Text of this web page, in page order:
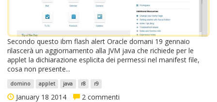
Secondo questo ibm flash alert Oracle domani 19 gennaio
rilascerà un aggiornamento alla JVM java che richiede per le
applet la dichiarazione esplicita dei permessi nel manifest file,
cosa non presente...
domino applet java r8 r9
January 18 2014 2 commenti